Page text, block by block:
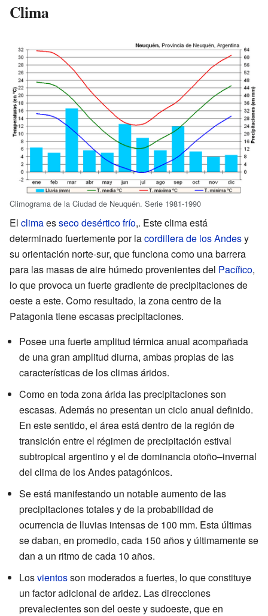
Clima
Climograma de la Ciudad de Neuquén. Serie 1981-1990
El climaesseco desértico frío,. Este clima está
determinado fuertemente por lacordillera de los Andesy
su orientación norte-sur, que funciona como una barrera
para las masas de aire húmedo provenientes del Pacífico,
lo que provoca un fuerte gradiente de precipitaciones de
oeste a este. Como resultado, la zona centro de la
Patagonia tiene escasas precipitaciones.
Posee una fuerte amplitud térmica anual acompañada
de una gran amplitud diurna, ambas propias de las
características de los climas áridos.
Como en toda zona árida las precipitaciones son
escasas. Además no presentan un ciclo anual definido.
En este sentido, el área está dentro de la región de
transición entre el régimen de precipitación estival
subtropical argentino y el de dominancia otoño–invernal
del clima de los Andes patagónicos.
Se está manifestando un notable aumento de las
precipitaciones totales y de la probabilidad de
ocurrencia de lluvias intensas de 100 mm. Esta últimas
se daban, en promedio, cada 150 años y últimamente se
dan a un ritmo de cada 10 años.
Losvientosson moderados a fuertes, lo que constituye
un factor adicional de aridez. Las direcciones
prevalecientes son del oeste y sudoeste, que en